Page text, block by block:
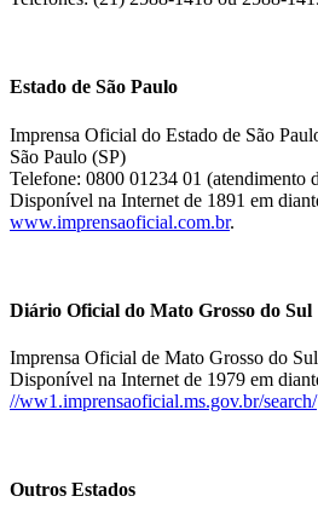
Estado de São Paulo
Imprensa Oficial do Estado de São
São Paulo (SP)
Telefone: 0800 01234 01 (atendimento
Disponível na Internet de 1891 em
www.imprensaoficial.com.br.
Diário Oficial do Mato Grosso do Sul
Imprensa Oficial de Mato Grosso do Sul
Disponível na Internet de 1979 em
//ww1.imprensaoficial.ms.gov.br/search/
Outros Estados